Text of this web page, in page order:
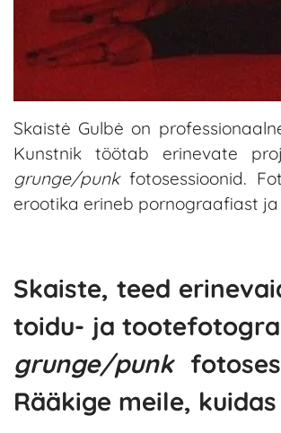
Skaistė Gulbė on
Kunstnik töötab erinevate
grunge/punkfotosessioonid.
erootika erineb pornograafiast
Skaiste, teed
toidu- ja
grunge/punk
Rääkige meile,